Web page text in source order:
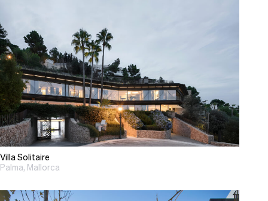
Villa Solitaire
Palma, Mallorca